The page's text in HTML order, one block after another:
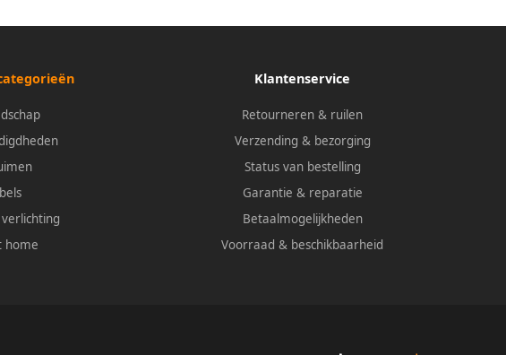
home
Klantenservice
Retourneren & ruilen
Verzending & bezorging
Status van bestelling
Garantie & reparatie
Betaalmogelijkheden
Voorraad & beschikbaarheid